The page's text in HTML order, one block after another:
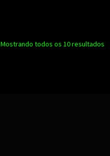
Mostrando todos os 10 resultados